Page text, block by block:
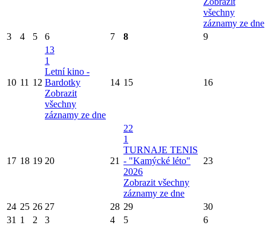
všechny
záznamy ze dne
3
4 5 6 7 8 9
10 11 12
13
1
Letní kino -
Bardotky
Zobrazit
všechny
záznamy ze dne
14 15 16
17 18 19 20 21
22
1
TURNAJE TENIS
- "Kamýcké léto"
2026
Zobrazit všechny
záznamy ze dne
23
24 25 26 27 28 29
30
31 1 2 3 4 5 6